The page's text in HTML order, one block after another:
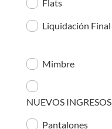
Flats
Liquidación Final
Mimbre
NUEVOS INGRESOS
Pantalones